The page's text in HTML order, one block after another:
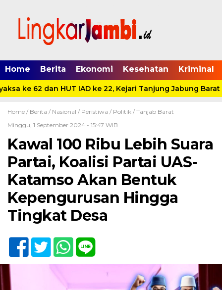
Home Berita Ekonomi Kesehatan Kriminal
ke 62 dan HUT IAD ke 22, Kejari Tanjung Jabung
Home / Berita / Nasional / Peristiwa / Politik / Tanjab Barat
Minggu, 1 September 2024 - 15:47 WIB
Kawal 100 Ribu Lebih Suara
Partai, Koalisi Partai UAS-
Katamso Akan Bentuk
Kepengurusan Hingga
Tingkat Desa